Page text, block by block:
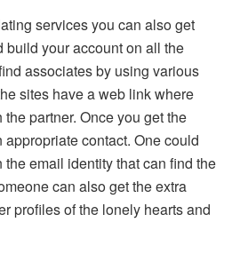
services you can also get
build your account on all the
associates by using various
sites have a web link where
partner. Once you get the
contact. One could
email identity that can find the
can also get the extra
profiles of the lonely hearts and